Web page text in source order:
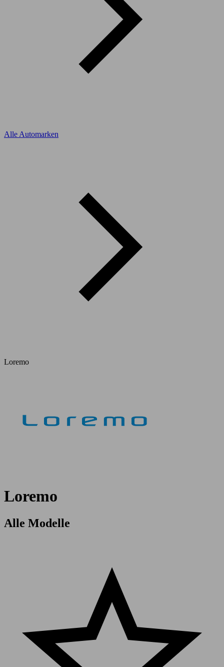
Alle Automarken
Loremo
Loremo
Alle Modelle